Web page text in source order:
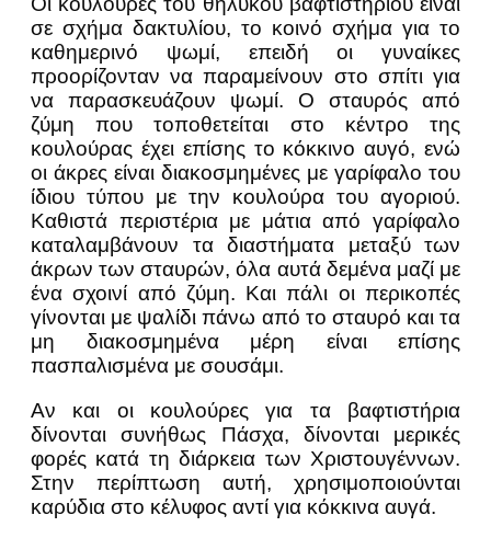
σε σχήμα δακτυλίου, το κοινό σχήμα για το
καθημερινό ψωμί, επειδή οι γυναίκες
προορίζονταν να παραμείνουν στο σπίτι για
να παρασκευάζουν ψωμί. Ο σταυρός από
ζύμη που τοποθετείται στο κέντρο της
κουλούρας έχει επίσης το κόκκινο αυγό, ενώ
οι άκρες είναι διακοσμημένες με γαρίφαλο του
ίδιου τύπου με την κουλούρα του αγοριού.
Καθιστά περιστέρια με μάτια από γαρίφαλο
καταλαμβάνουν τα διαστήματα μεταξύ των
άκρων των σταυρών, όλα αυτά δεμένα μαζί με
ένα σχοινί από ζύμη. Και πάλι οι περικοπές
γίνονται με ψαλίδι πάνω από το σταυρό και τα
μη διακοσμημένα μέρη είναι επίσης
πασπαλισμένα με σουσάμι.
Αν και οι κουλούρες για τα βαφτιστήρια
δίνονται συνήθως Πάσχα, δίνονται μερικές
φορές κατά τη διάρκεια των Χριστουγέννων.
Στην περίπτωση αυτή, χρησιμοποιούνται
καρύδια στο κέλυφος αντί για κόκκινα αυγά.